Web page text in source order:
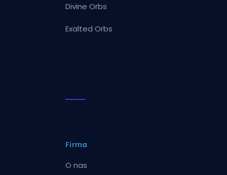
Divine Orbs
Exalted Orbs
Firma
O nas